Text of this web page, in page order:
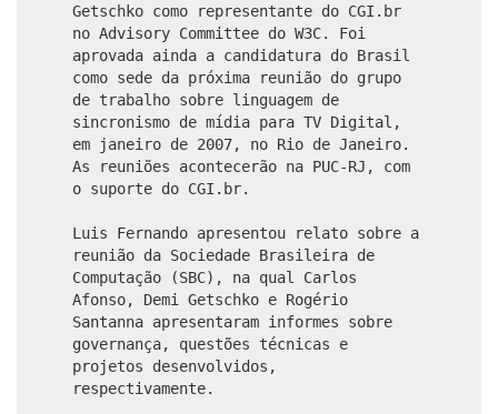
Getschko como representante do CGI.br
no Advisory Committee do W3C. Foi
aprovada ainda a candidatura do Brasil
como sede da próxima reunião do grupo
de trabalho sobre linguagem de
sincronismo de mídia para TV Digital,
em janeiro de 2007, no Rio de Janeiro.
As reuniões acontecerão na PUC-RJ, com
o suporte do CGI.br.
Luis Fernando apresentou relato sobre a
reunião da Sociedade Brasileira de
Computação (SBC), na qual Carlos
Afonso, Demi Getschko e Rogério
Santanna apresentaram informes sobre
governança, questões técnicas e
projetos desenvolvidos,
respectivamente.